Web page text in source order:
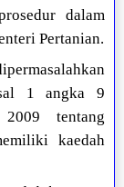
dalam
Pertanian.
1 angka 9
tentang
kaedah